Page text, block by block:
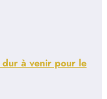
dur à venir pour le